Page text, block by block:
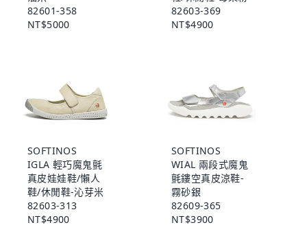
82601-358
NT$5000
82603-369
NT$4900
SOFTINOS
IGLA 輕巧魔鬼氈
真皮娃娃鞋/懶人
鞋/休閒鞋-沁芽米
82603-313
NT$4900
SOFTINOS
WIAL 兩段式魔鬼
氈鏤空真皮涼鞋-
霧砂銀
82609-365
NT$3900